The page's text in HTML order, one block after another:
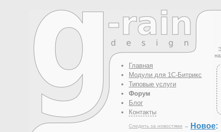
Главная
Модули для 1С-Битрикс
Типовые услуги
Форум
Блог
Контакты
Следить за новостями → Новое: